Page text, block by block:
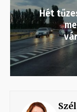
Hét